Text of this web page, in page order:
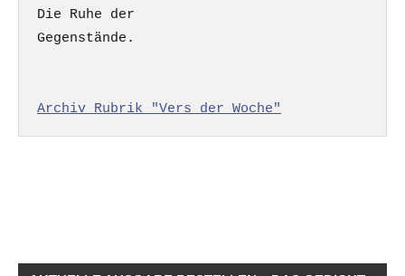
Die Ruhe der
Gegenstände.
Archiv Rubrik "Vers der Woche"